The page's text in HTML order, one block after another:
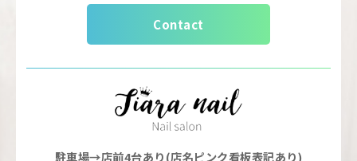
Contact
駐車場→店前4台あり(店名ピンク看板表記あり)